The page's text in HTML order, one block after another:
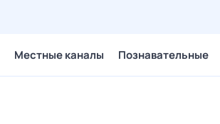
Местные каналы Познавательные